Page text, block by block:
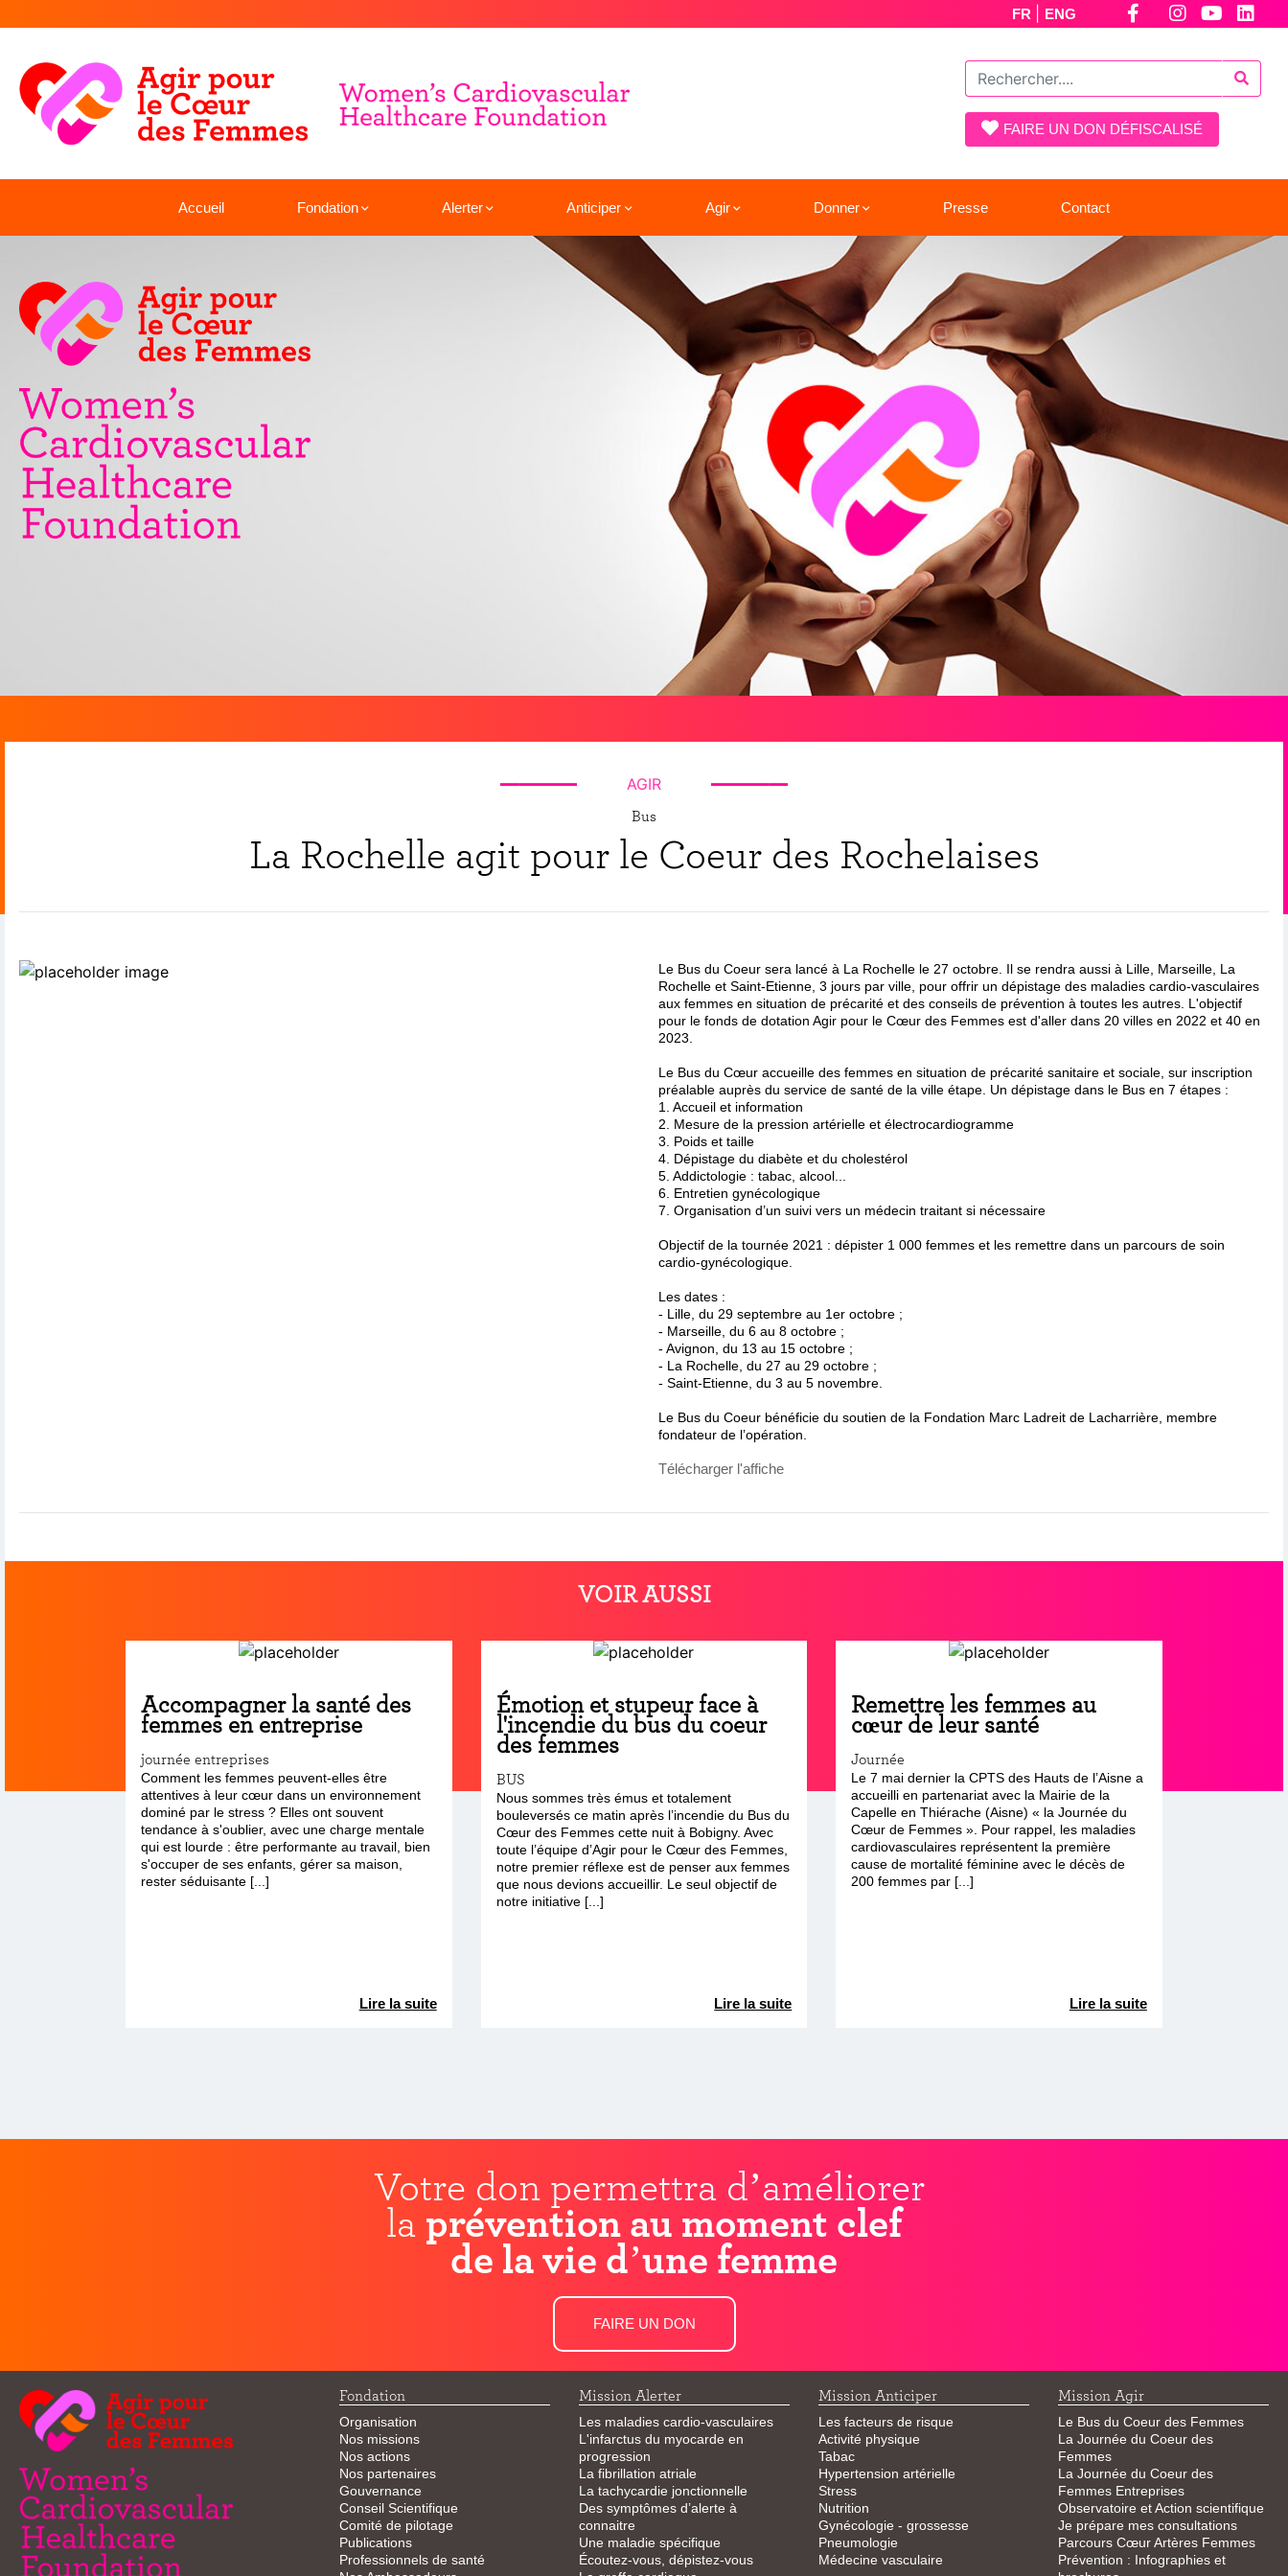
FR ENG
FAIRE UN DON DÉFISCALISÉ
Accueil Fondation Alerter Anticiper Agir Donner Presse Contact
AGIR
Bus
La Rochelle agit pour le Coeur des Rochelaises
Le Bus du Coeur sera lancé à La Rochelle le 27 octobre. Il se rendra aussi à Lille, Marseille, La
Rochelle et Saint-Etienne, 3 jours par ville, pour offrir un dépistage des maladies cardio-vasculaires
aux femmes en situation de précarité et des conseils de prévention à toutes les autres. L'objectif
pour le fonds de dotation Agir pour le Cœur des Femmes est d'aller dans 20 villes en 2022 et 40 en
2023.
Le Bus du Cœur accueille des femmes en situation de précarité sanitaire et sociale, sur inscription
préalable auprès du service de santé de la ville étape. Un dépistage dans le Bus en 7 étapes :
1. Accueil et information
2. Mesure de la pression artérielle et électrocardiogramme
3. Poids et taille
4. Dépistage du diabète et du cholestérol
5. Addictologie : tabac, alcool...
6. Entretien gynécologique
7. Organisation d’un suivi vers un médecin traitant si nécessaire
Objectif de la tournée 2021 : dépister 1 000 femmes et les remettre dans un parcours de soin
cardio-gynécologique.
Les dates :
- Lille, du 29 septembre au 1er octobre ;
- Marseille, du 6 au 8 octobre ;
- Avignon, du 13 au 15 octobre ;
- La Rochelle, du 27 au 29 octobre ;
- Saint-Etienne, du 3 au 5 novembre.
Le Bus du Coeur bénéficie du soutien de la Fondation Marc Ladreit de Lacharrière, membre
fondateur de l’opération.
Télécharger l'affiche
VOIR AUSSI
Accompagner la santé des
femmes en entreprise
journée entreprises
Comment les femmes peuvent-elles être
attentives à leur cœur dans un environnement
dominé par le stress ? Elles ont souvent
tendance à s'oublier, avec une charge mentale
qui est lourde : être performante au travail, bien
s'occuper de ses enfants, gérer sa maison,
rester séduisante [...]
Lire la suite
Émotion et stupeur face à
l'incendie du bus du coeur
des femmes
BUS
Nous sommes très émus et totalement
bouleversés ce matin après l’incendie du Bus du
Cœur des Femmes cette nuit à Bobigny. Avec
toute l’équipe d’Agir pour le Cœur des Femmes,
notre premier réflexe est de penser aux femmes
que nous devions accueillir. Le seul objectif de
notre initiative [...]
Lire la suite
Remettre les femmes au
cœur de leur santé
Journée
Le 7 mai dernier la CPTS des Hauts de l’Aisne a
accueilli en partenariat avec la Mairie de la
Capelle en Thiérache (Aisne) « la Journée du
Cœur de Femmes ». Pour rappel, les maladies
cardiovasculaires représentent la première
cause de mortalité féminine avec le décès de
200 femmes par [...]
Lire la suite
Votre don permettra d’améliorer
la prévention au moment clef
de la vie d’une femme
FAIRE UN DON
Fondation
Organisation
Nos missions
Nos actions
Nos partenaires
Gouvernance
Conseil Scientifique
Comité de pilotage
Publications
Professionnels de santé
Mission Alerter
Les maladies cardio-vasculaires
L'infarctus du myocarde en
progression
La fibrillation atriale
La tachycardie jonctionnelle
Des symptômes d’alerte à
connaitre
Une maladie spécifique
Écoutez-vous, dépistez-vous
Mission Anticiper
Les facteurs de risque
Activité physique
Tabac
Hypertension artérielle
Stress
Nutrition
Gynécologie - grossesse
Pneumologie
Médecine vasculaire
Mission Agir
Le Bus du Coeur des Femmes
La Journée du Coeur des
Femmes
La Journée du Coeur des
Femmes Entreprises
Observatoire et Action scientifique
Je prépare mes consultations
Parcours Cœur Artères Femmes
Prévention : Infographies et